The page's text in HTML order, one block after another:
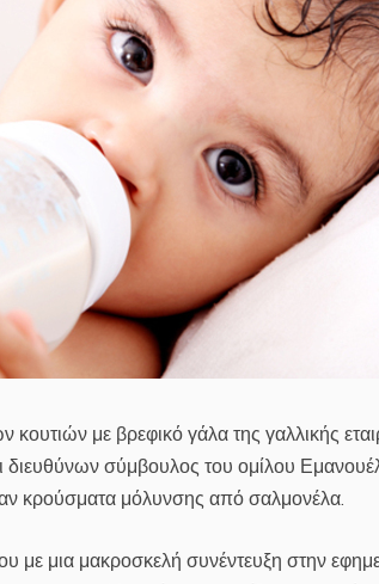
κουτιών με βρεφικό γάλα της γαλλικής
διευθύνων σύμβουλος του ομίλου
κρούσματα μόλυνσης από σαλμονέλα.
με μια μακροσκελή συνέντευξη στην